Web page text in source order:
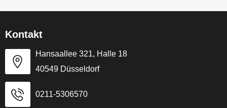
Kontakt
Hansaallee 321, Halle 18
40549 Düsseldorf
0211-5306570